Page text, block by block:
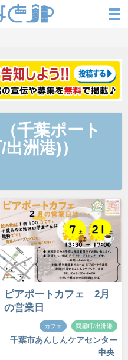
千葉ポート
洲港)）
ピアポートカフェ 2月
の営業日
カフェ 問屋町/出洲港
千葉市あんしんケアセンター
中央